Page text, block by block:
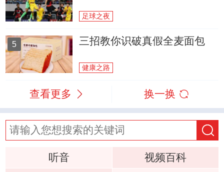
足球之夜
5 三招教你识破真假全麦面包
健康之路
查看更多 换一换
听音
视频百科